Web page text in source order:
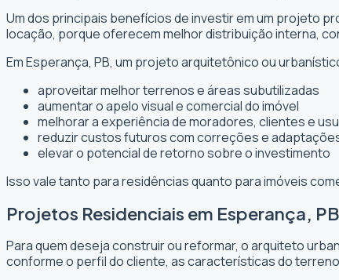
Um dos principais benefícios de investir em um projeto
locação, porque oferecem melhor distribuição interna,
Em Esperança, PB, um projeto arquitetônico ou
aproveitar melhor terrenos e áreas subutilizadas
aumentar o apelo visual e comercial do imóvel
melhorar a experiência de moradores, clientes e
reduzir custos futuros com correções e
elevar o potencial de retorno sobre o investimento
Isso vale tanto para residências quanto para imóveis
Projetos Residenciais em Esperança, PB
Para quem deseja construir ou reformar, o arquiteto
conforme o perfil do cliente, as características do